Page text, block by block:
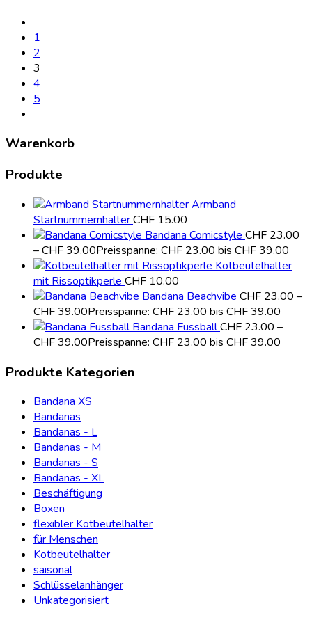
1
2
3
4
5
Warenkorb
Produkte
Armband
StartnummernhalterCHF 15.00
Bandana Comicstyle CHF 23.00
–CHF39.00Preisspanne: CHF 23.00 bis CHF 39.00
Kotbeutelhalter
mit Rissoptikperle CHF 10.00
Bandana Beachvibe CHF 23.00 –
CHF39.00Preisspanne: CHF 23.00 bis CHF 39.00
Bandana FussballCHF 23.00 –
CHF39.00Preisspanne: CHF 23.00 bis CHF 39.00
Produkte Kategorien
Bandana XS
Bandanas
Bandanas - L
Bandanas - M
Bandanas - S
Bandanas - XL
Beschäftigung
Boxen
flexibler Kotbeutelhalter
für Menschen
Kotbeutelhalter
saisonal
Schlüsselanhänger
Unkategorisiert